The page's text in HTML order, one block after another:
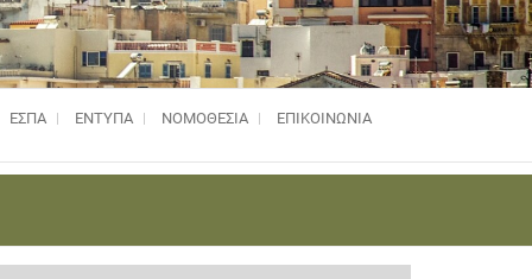
ΕΣΠΑ ΕΝΤΥΠΑ ΝΟΜΟΘΕΣΊΑ ΕΠΙΚΟΙΝΩΝΙΑ